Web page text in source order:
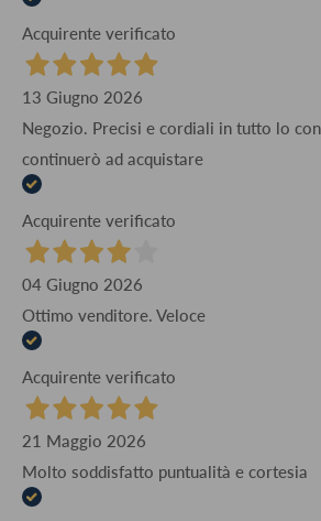
Acquirente verificato
13 Giugno 2026
Negozio. Precisi e cordiali in tutto lo
continuerò ad acquistare
Acquirente verificato
04 Giugno 2026
Ottimo venditore. Veloce
Acquirente verificato
21 Maggio 2026
Molto soddisfatto puntualità e cortesia